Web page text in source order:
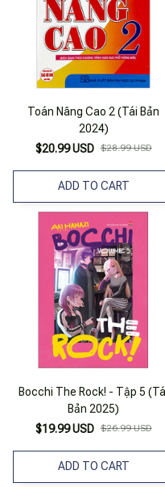
Toán Nâng Cao 2 (Tái Bản
2024)
$20.99 USD $28.99 USD
ADD TO CART
Bocchi The Rock! - Tập 5
Bản 2025)
$19.99 USD $26.99 USD
ADD TO CART